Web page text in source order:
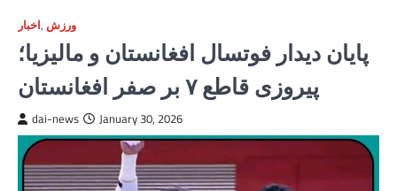
اخبار, ورزش
پایان دیدار فوتسال افغانستان و مالیزیا؛
پیروزی قاطع ۷ بر صفر افغانستان
dai-news January 30, 2026